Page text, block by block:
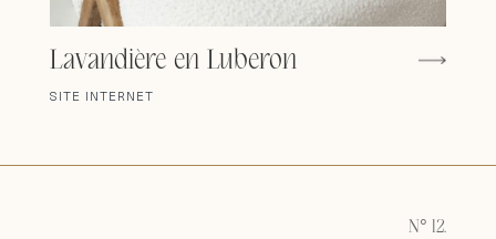
Lavandière en Luberon
SITE INTERNET
N° 12.